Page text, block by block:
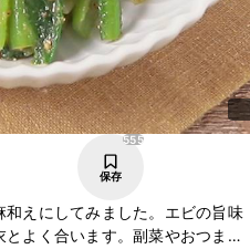
555
保存
えにしてみました。エビの旨味
よく合います。副菜やおつまみ